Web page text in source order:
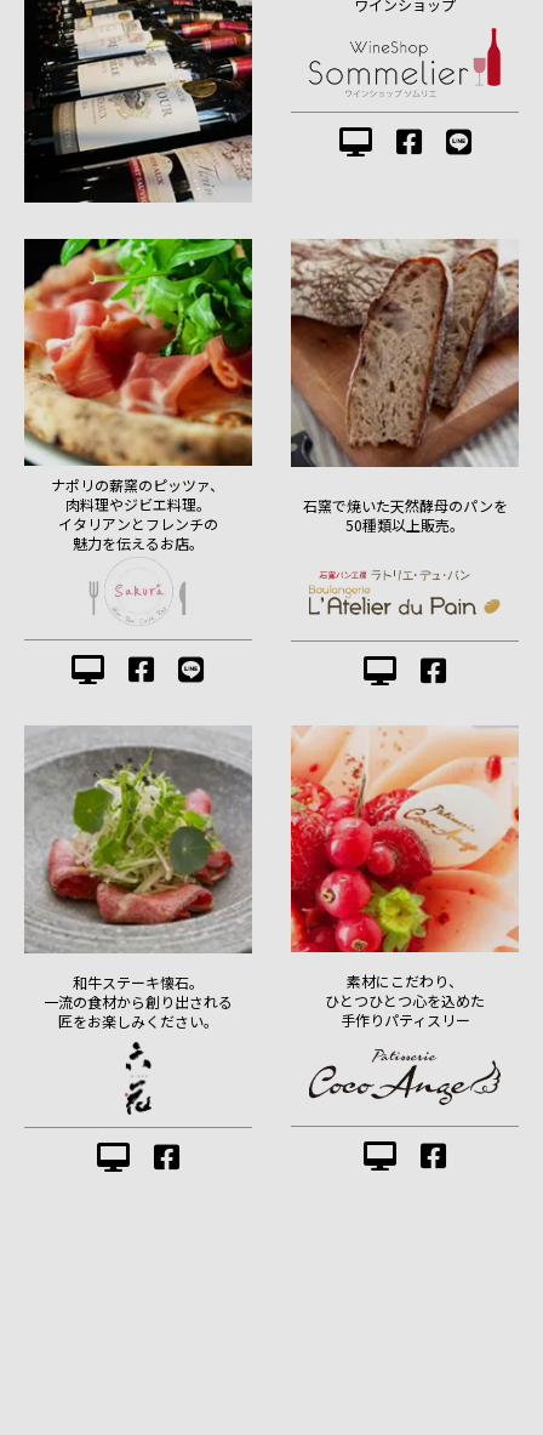
ナポリの薪窯のピッツァ、
肉料理やジビエ料理。
イタリアンとフレンチの
魅力を伝えるお店。
石窯で焼いた天然酵母のパンを
50種類以上販売。
和牛ステーキ懐石。
一流の食材から創り出される
匠をお楽しみください。
素材にこだわり、
ひとつひとつ心を込めた
手作りパティスリー